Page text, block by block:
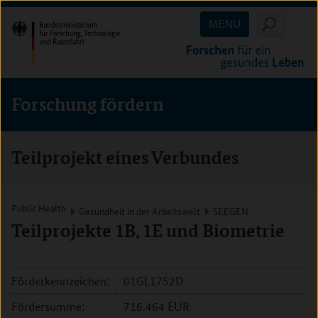
Direkt
zum
Inhalt
(Eingabetaste)
Direkt
zum
Hauptmenu
(Eingabetaste)
Direkt
zur
Suche
(Eingabetaste)
MENU
Forschung fördern
Teilprojekt eines Verbundes
Public Health Gesundheit in der Arbeitswelt SEEGEN
Teilprojekte 1B, 1E und Biometrie
Förderkennzeichen:
01GL1752D
Fördersumme:
716.464 EUR